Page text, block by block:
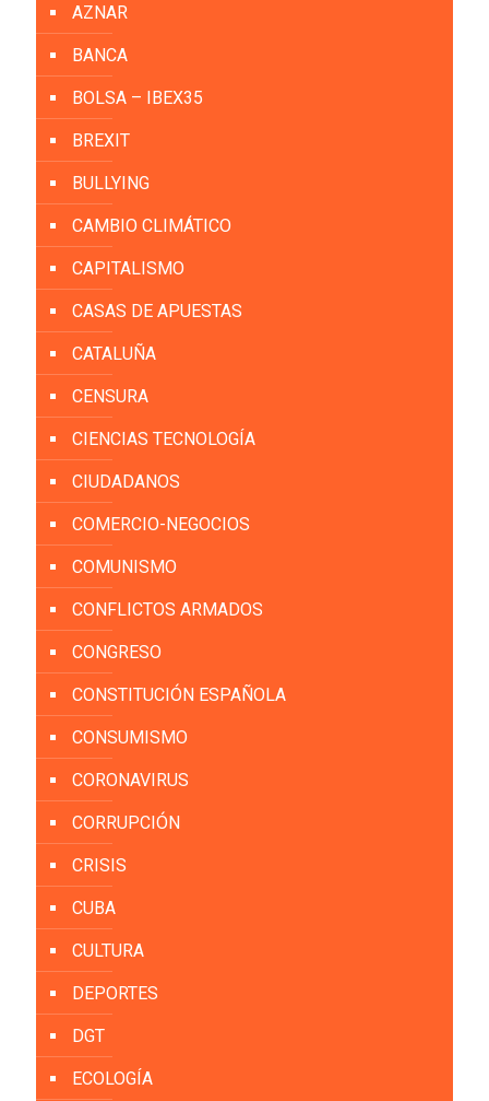
AZNAR
BANCA
BOLSA – IBEX35
BREXIT
BULLYING
CAMBIO CLIMÁTICO
CAPITALISMO
CASAS DE APUESTAS
CATALUÑA
CENSURA
CIENCIAS TECNOLOGÍA
CIUDADANOS
COMERCIO-NEGOCIOS
COMUNISMO
CONFLICTOS ARMADOS
CONGRESO
CONSTITUCIÓN ESPAÑOLA
CONSUMISMO
CORONAVIRUS
CORRUPCIÓN
CRISIS
CUBA
CULTURA
DEPORTES
DGT
ECOLOGÍA